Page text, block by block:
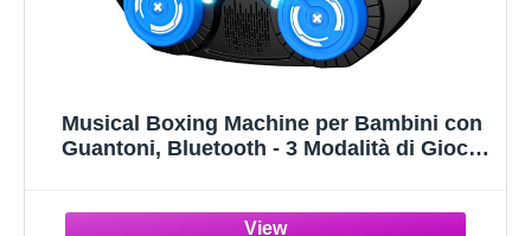
Musical Boxing Machine per Bambini con
Guantoni, Bluetooth - 3 Modalità di Gioco
Regalo Natale per Ragazzi